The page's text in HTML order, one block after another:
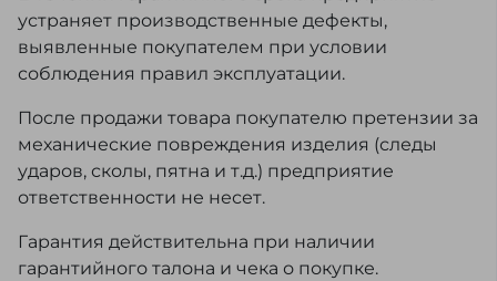
устраняет производственные дефекты,
выявленные покупателем при условии
соблюдения правил эксплуатации.
После продажи товара покупателю претензии за
механические повреждения изделия (следы
ударов, сколы, пятна и т.д.) предприятие
ответственности не несет.
Гарантия действительна при наличии
гарантийного талона и чека о покупке.